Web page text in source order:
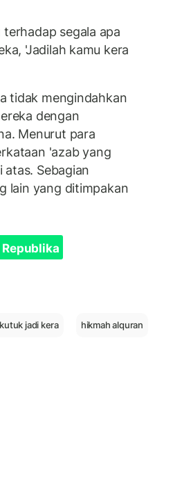
segala apa
'Jadilah kamu kera
tidak mengindahkan
dengan
Menurut para
'azab yang
Sebagian
lain yang ditimpakan
jadi kera hikmah alquran